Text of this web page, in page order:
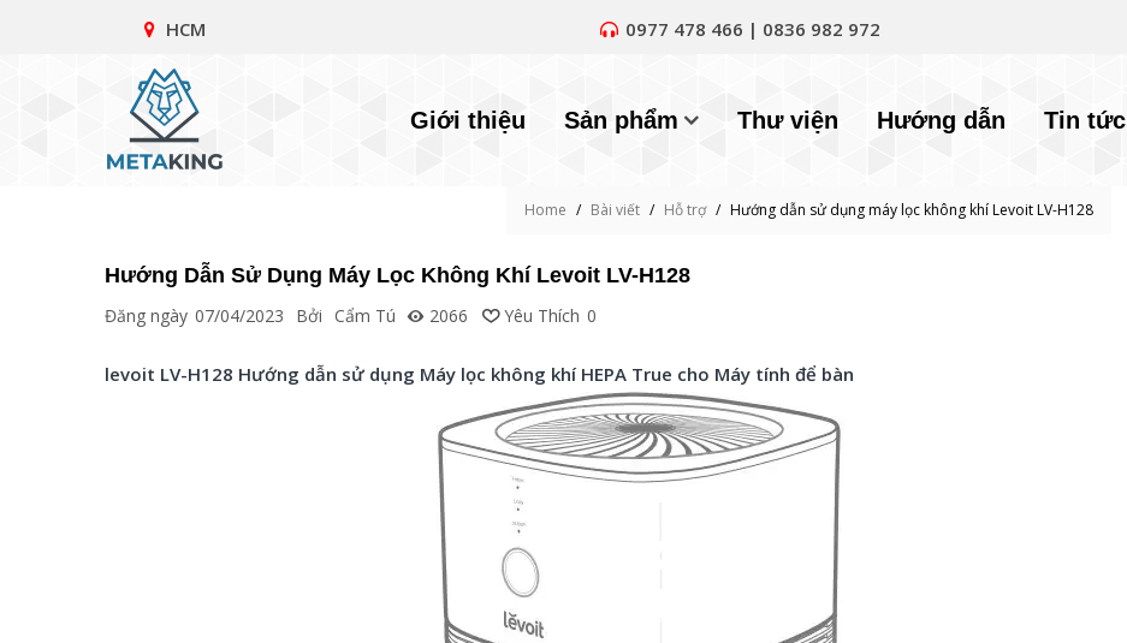
HCM 0977 478 466 | 0836 982 972
Giới thiệu Sản phẩm Thư viện Hướng dẫn Tin tức
Home / Bài viết / Hỗ trợ / Hướng dẫn sử dụng máy lọc không khí Levoit LV-H128
Hướng Dẫn Sử Dụng Máy Lọc Không Khí Levoit LV-H128
Đăng ngày 07/04/2023 Bởi Cẩm Tú 2066 Yêu Thích 0
levoit LV-H128 Hướng dẫn sử dụng Máy lọc không khí HEPA True cho Máy tính để bàn